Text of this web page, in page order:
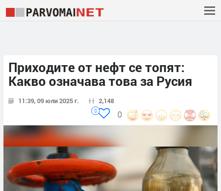
Приходите от нефт се топят:
Какво означава това за Русия
11:39, 09 юли 2025 г. 2,148
0
0